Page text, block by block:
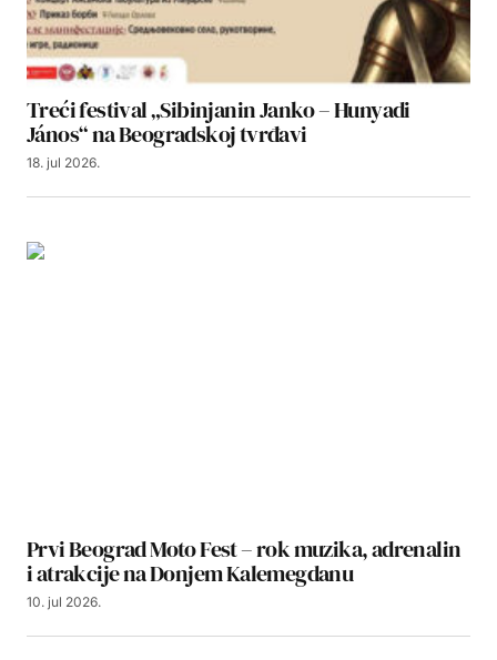
Treći festival „Sibinjanin Janko – Hunyadi
János“ na Beogradskoj tvrđavi
18. jul 2026.
Prvi Beograd Moto Fest – rok muzika, adrenalin
i atrakcije na Donjem Kalemegdanu
10. jul 2026.